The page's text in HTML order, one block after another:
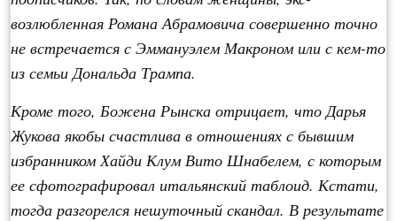
возлюбленная Романа Абрамовича совершенно точно
не встречается с Эммануэлем Макроном или с кем-то
из семьи Дональда Трампа.
Кроме того, Божена Рынска отрицает, что Дарья
Жукова якобы счастлива в отношениях с бывшим
избранником Хайди Клум Вито Шнабелем, с которым
ее сфотографировал итальянский таблоид. Кстати,
тогда разгорелся нешуточный скандал. В результате